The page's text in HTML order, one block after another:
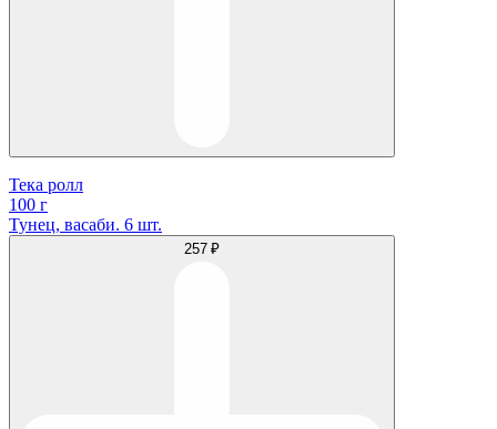
Тека ролл
100 г
Тунец, васаби. 6 шт.
257 ₽